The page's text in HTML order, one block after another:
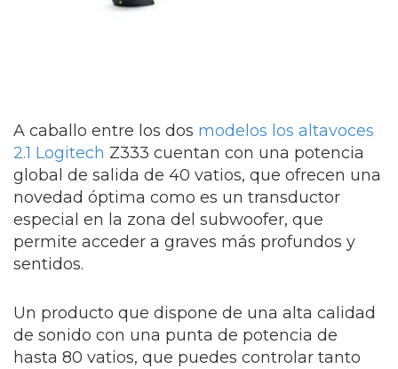
A caballo entre los dos modelos los altavoces
2.1 Logitech Z333 cuentan con una potencia
global de salida de 40 vatios, que ofrecen una
novedad óptima como es un transductor
especial en la zona del subwoofer, que
permite acceder a graves más profundos y
sentidos.
Un producto que dispone de una alta calidad
de sonido con una punta de potencia de
hasta 80 vatios, que puedes controlar tanto